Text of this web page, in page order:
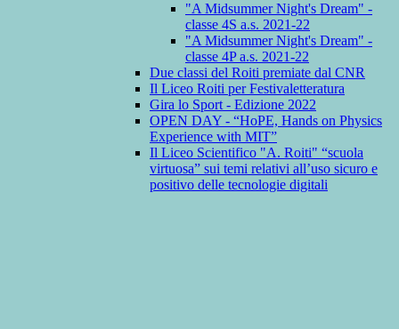
"A Midsummer Night's Dream" -
classe 4S a.s. 2021-22
"A Midsummer Night's Dream" -
classe 4P a.s. 2021-22
Due classi del Roiti premiate dal CNR
Il Liceo Roiti per Festivaletteratura
Gira lo Sport - Edizione 2022
OPEN DAY - “HoPE, Hands on Physics
Experience with MIT”
Il Liceo Scientifico "A. Roiti" “scuola
virtuosa” sui temi relativi all’uso sicuro e
positivo delle tecnologie digitali